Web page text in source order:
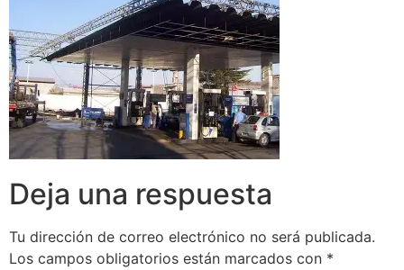
Deja una respuesta
Tu dirección de correo electrónico no será publicada.
Los campos obligatorios están marcados con *